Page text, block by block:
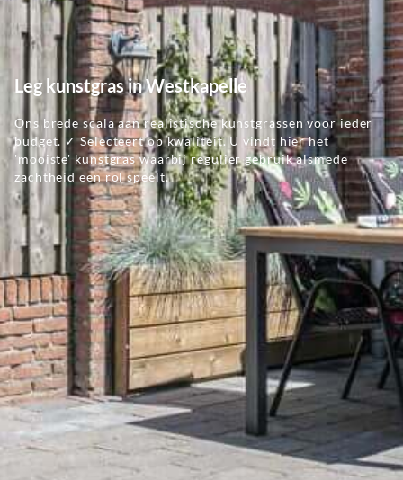
Leg kunstgras in Westkapelle
Ons brede scala aan realistische kunstgrassen voor ieder
budget. ✓ Selecteert op kwaliteit. U vindt hier het
'mooiste' kunstgras waarbij regulier gebruik alsmede
zachtheid een rol speelt.